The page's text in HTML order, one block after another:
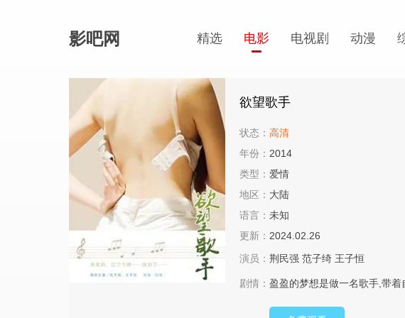
影吧网 精选 电影 电视剧 动漫
欲望歌手
状态： 高清
年份： 2014
类型： 爱情
地区： 大陆
语言： 未知
更新： 2024.02.26
演员： 荆民强 范子绮 王子恒
剧情： 盈盈的梦想是做一名歌手,带着